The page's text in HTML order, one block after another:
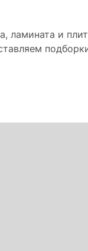
ламината и